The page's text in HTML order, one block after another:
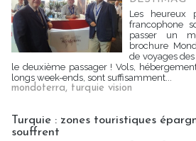
Les heureux
francophone
passer un
brochure
de voyages
le deuxième passager ! Vols,
longs week-ends, sont suffisamment...
mondoterra, turquie vision
Turquie : zones touristiques
souffrent